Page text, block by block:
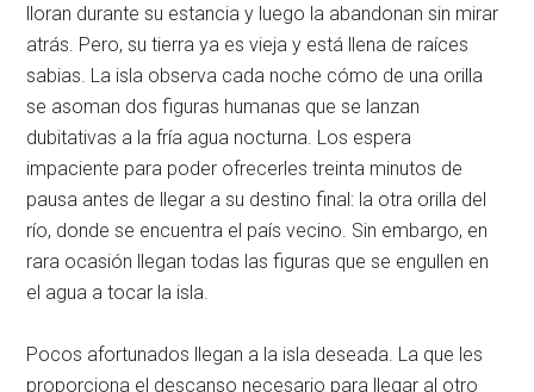
lloran durante su estancia y luego la abandonan sin mirar
atrás. Pero, su tierra ya es vieja y está llena de raíces
sabias. La isla observa cada noche cómo de una orilla
se asoman dos figuras humanas que se lanzan
dubitativas a la fría agua nocturna. Los espera
impaciente para poder ofrecerles treinta minutos de
pausa antes de llegar a su destino final: la otra orilla del
río, donde se encuentra el país vecino. Sin embargo, en
rara ocasión llegan todas las figuras que se engullen en
el agua a tocar la isla.
Pocos afortunados llegan a la isla deseada. La que les
proporciona el descanso necesario para llegar al otro